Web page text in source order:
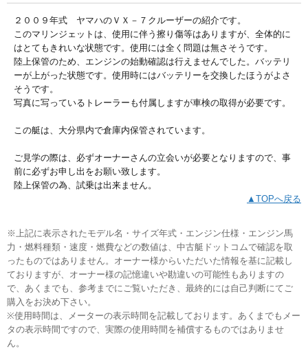
２００９年式 ヤマハのＶＸ－７クルーザーの紹介です。
このマリンジェットは、使用に伴う擦り傷等はありますが、全体的に
はとてもきれいな状態です。使用には全く問題は無さそうです。
陸上保管のため、エンジンの始動確認は行えませんでした。バッテリ
ーが上がった状態です。使用時にはバッテリーを交換したほうがよさ
そうです。
写真に写っているトレーラーも付属しますが車検の取得が必要です。
この艇は、大分県内で倉庫内保管されています。
ご見学の際は、必ずオーナーさんの立会いが必要となりますので、事
前に必ずお申し出をお願い致します。
陸上保管の為、試乗は出来ません。
▲TOPへ戻る
※上記に表示されたモデル名・サイズ年式・エンジン仕様・エンジン馬
力・燃料種類・速度・燃費などの数値は、中古艇ドットコムで確認を取
ったものではありません。オーナー様からいただいた情報を基に記載し
ておりますが、オーナー様の記憶違いや勘違いの可能性もありますの
で、あくまでも、参考までにご覧いただき、最終的には自己判断にてご
購入をお決め下さい。
※使用時間は、メーターの表示時間を記載しております。あくまでもメー
タの表示時間ですので、実際の使用時間を補償するものではありませ
ん。